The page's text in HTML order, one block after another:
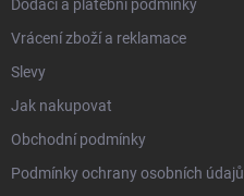
Dodací a platební podmínky
Vrácení zboží a reklamace
Slevy
Jak nakupovat
Obchodní podmínky
Podmínky ochrany osobních údajů